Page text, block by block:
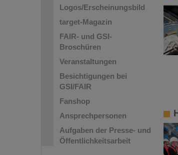
Logos/Erscheinungsbild
target-Magazin
FAIR- und GSI-
Broschüren
Veranstaltungen
Besichtigungen bei
GSI/FAIR
Fanshop
Ansprechpersonen
Aufgaben der Presse- und
Öffentlichkeitsarbeit